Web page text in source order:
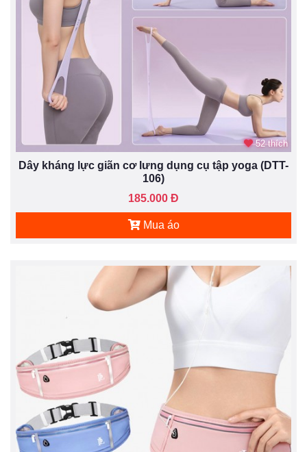
52 thích
Dây kháng lực giãn cơ lưng dụng cụ tập yoga (DTT-
106)
185.000 Đ
Mua áo